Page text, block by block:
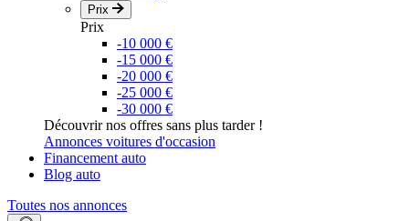
Prix
Prix
-10 000 €
-15 000 €
-20 000 €
-25 000 €
-30 000 €
Découvrir nos offres sans plus tarder !
Annonces voitures d'occasion
Financement auto
Blog auto
Toutes nos annonces